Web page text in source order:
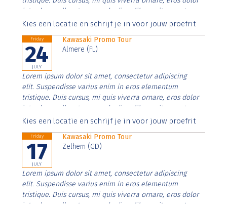
interdum nulla, ut commodo diam libero vitae erat.
Aenean faucibus nibh et justo cursus id rutrum lorem
Kies een locatie en schrijf je in voor jouw proefrit
Friday
24
JULY
Kawasaki Promo Tour
Almere (FL)
Lorem ipsum dolor sit amet, consectetur adipiscing
elit. Suspendisse varius enim in eros elementum
tristique. Duis cursus, mi quis viverra ornare, eros dolor
interdum nulla, ut commodo diam libero vitae erat.
Aenean faucibus nibh et justo cursus id rutrum lorem
Kies een locatie en schrijf je in voor jouw proefrit
Friday
17
JULY
Kawasaki Promo Tour
Zelhem (GD)
Lorem ipsum dolor sit amet, consectetur adipiscing
elit. Suspendisse varius enim in eros elementum
tristique. Duis cursus, mi quis viverra ornare, eros dolor
interdum nulla, ut commodo diam libero vitae erat.